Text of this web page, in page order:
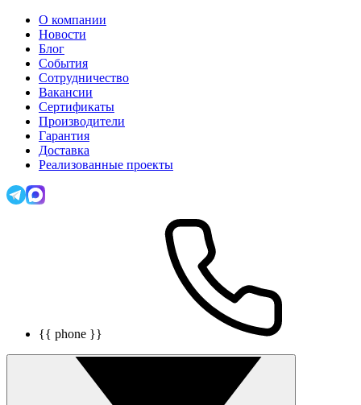
О компании
Новости
Блог
События
Сотрудничество
Вакансии
Сертификаты
Производители
Гарантия
Доставка
Реализованные проекты
{{ phone }}